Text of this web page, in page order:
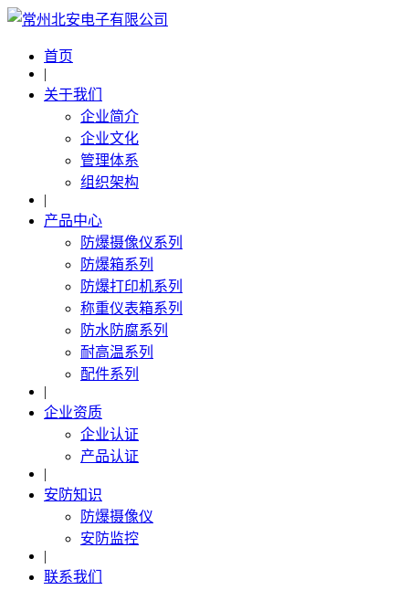
首页
|
关于我们
企业简介
企业文化
管理体系
组织架构
|
产品中心
防爆摄像仪系列
防爆箱系列
防爆打印机系列
称重仪表箱系列
防水防腐系列
耐高温系列
配件系列
|
企业资质
企业认证
产品认证
|
安防知识
防爆摄像仪
安防监控
|
联系我们